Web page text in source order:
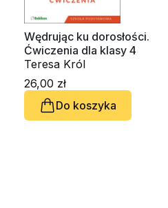
Wędrując ku dorosłości.
Ćwiczenia dla klasy 4
Teresa Król
26,00 zł
Do koszyka